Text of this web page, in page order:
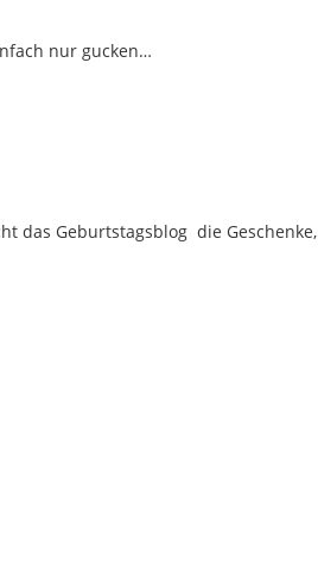
nur gucken…
das Geburtstagsblog die Geschenke,